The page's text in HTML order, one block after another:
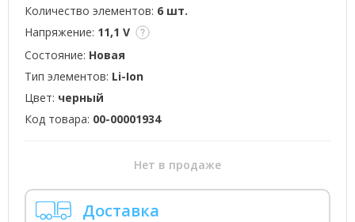
Количество элементов: 6 шт.
Напряжение: 11,1 V
Состояние: Новая
Тип элементов: Li-Ion
Цвет: черный
Код товара: 00-00001934
Нет в продаже
Доставка